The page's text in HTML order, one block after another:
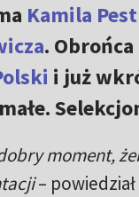
Kamila
. Obrońca
i już
moment,
–